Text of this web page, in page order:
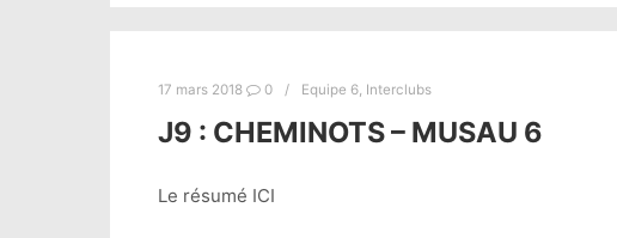
17 mars 2018 0 Equipe 6 Interclubs
J9 : CHEMINOTS – MUSAU 6
Le résumé ICI